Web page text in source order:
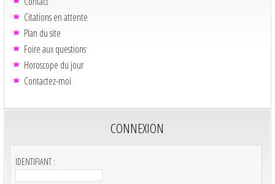
Citations en attente
Plan du site
Foire aux questions
Horoscope du jour
Contactez-moi
CONNEXION
IDENTIFIANT :